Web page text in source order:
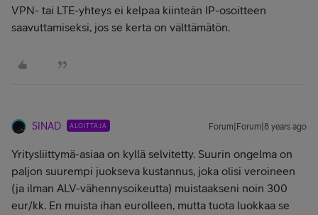
VPN- tai LTE-yhteys ei kelpaa kiinteän IP-osoitteen
saavuttamiseksi, jos se kerta on välttämätön.
SINAD ALOITTAJA Forum|Forum|8 years ago
Yritysliittymä-asiaa on kyllä selvitetty. Suurin ongelma on
paljon suurempi juokseva kustannus, joka olisi veroineen
(ja ilman ALV-vähennysoikeutta) muistaakseni noin 300
eur/kk. En muista ihan eurolleen, mutta tuota luokkaa se